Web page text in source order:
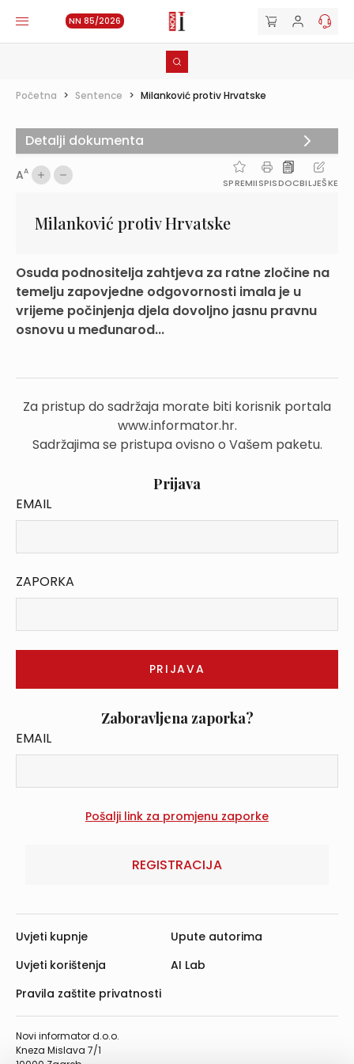
NN 85/2026
Početna > Sentence > Milanković protiv Hrvatske
AA
SPREMIISPISDOCBILJEŠKE
Milanković protiv Hrvatske
Osuda podnositelja zahtjeva za ratne zločine na
temelju zapovjedne odgovornosti imala je u
vrijeme počinjenja djela dovoljno jasnu pravnu
osnovu u međunarod...
Za pristup do sadržaja morate biti korisnik portala
www.informator.hr.
Sadržajima se pristupa ovisno o Vašem paketu.
Prijava
EMAIL
ZAPORKA
Zaboravljena zaporka?
EMAIL
REGISTRACIJA
Detalji dokumenta
Novi informator d.o.o.
Kneza Mislava 7/1
Uvjeti kupnje
Uvjeti korištenja
Pravila zaštite privatnosti
Upute autorima
AI Lab